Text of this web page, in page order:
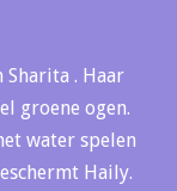
Sharita . Haar
groene ogen.
water spelen
Haily.